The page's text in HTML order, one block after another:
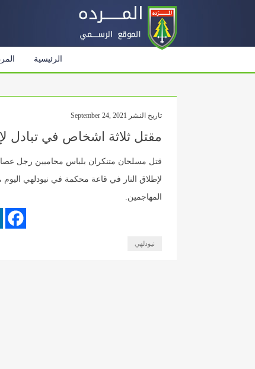
الرئيسية
تاريخ النشر September 24, 2021
مقتل ثلاثة اشخاص في تبادل
قتل مسلحان متنكران بلباس محاميين رجل
لإطلاق النار في قاعة محكمة في نيودلهي
المهاجمين.
نيودلهي